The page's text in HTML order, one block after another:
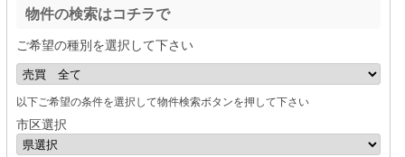
物件の検索はコチラで
ご希望の種別を選択して下さい
以下ご希望の条件を選択して物件検索ボタンを押して下さい
市区選択